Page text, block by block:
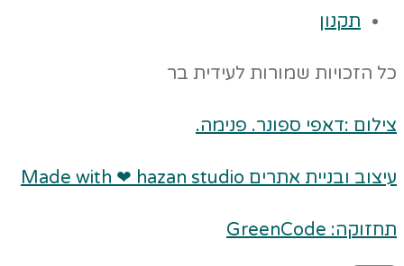
תקנון
כל הזכויות שמורות לעידית בר
צילום :דאפי ספונר. פנימה.
עיצוב ובניית אתרים Made with ❤ hazan studio
תחזוקה: GreenCode